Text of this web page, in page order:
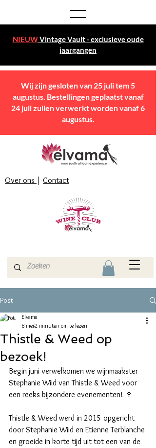
NIEUWVintage Vault - exclusieve oude
jaargangen
Over ons | Contact
Wij zijn gesloten van 25 juli tem 5
augustus. Bestellingen geplaatst vanaf
24 juli zullen verwerkt worden vanaf 6
augustus.
Post
Thistle & Weed op
bezoek!
Elvama
8 mei2 minuten om te lezen
Begin juni verwelkomen we wijnmaakster
Stephanie Wiid van Thistle & Weed voor
een reeks bijzondere evenementen! 🍷
Thistle & Weed werd in 2015 opgericht
door Stephanie Wiid en Etienne Terblanche
en groeide in korte tijd uit tot een van de